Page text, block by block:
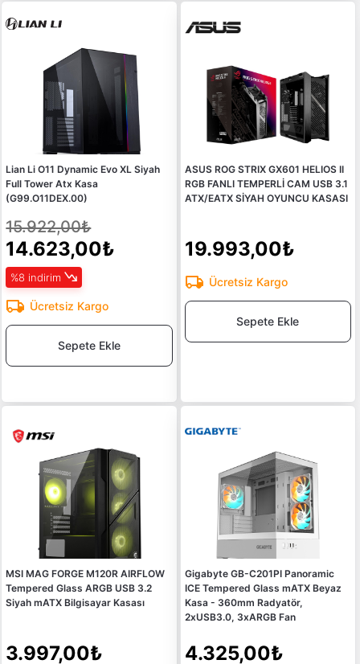
Lian Li O11 Dynamic Evo XL Siyah
Full Tower Atx Kasa
(G99.O11DEX.00)
15.922,00₺
14.623,00₺
%8 indirim
Ücretsiz Kargo
Sepete Ekle
ASUS ROG STRIX GX601 HELIOS II
RGB FANLI TEMPERLİ CAM USB 3.1
ATX/EATX SİYAH OYUNCU KASASI
19.993,00₺
Ücretsiz Kargo
Sepete Ekle
MSI MAG FORGE M120R AIRFLOW
Tempered Glass ARGB USB 3.2
Siyah mATX Bilgisayar Kasası
3.997,00₺
Gigabyte GB-C201PI Panoramic
ICE Tempered Glass mATX Beyaz
Kasa - 360mm Radyatör,
2xUSB3.0, 3xARGB Fan
4.325,00₺